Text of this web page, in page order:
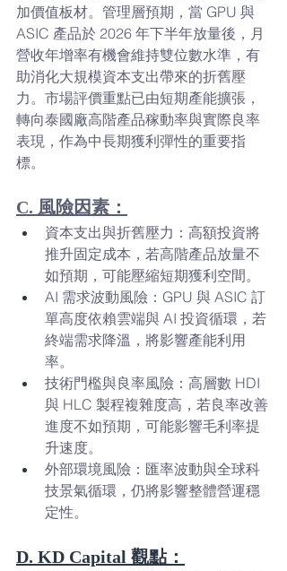
加價值板材。管理層預期，當 GPU 與
ASIC 產品於 2026 年下半年放量後，月
營收年增率有機會維持雙位數水準，有
助消化大規模資本支出帶來的折舊壓
力。市場評價重點已由短期產能擴張，
轉向泰國廠高階產品稼動率與實際良率
表現，作為中長期獲利彈性的重要指
標。
C. 風險因素：
資本支出與折舊壓力：高額投資將
推升固定成本，若高階產品放量不
如預期，可能壓縮短期獲利空間。
AI 需求波動風險：GPU 與 ASIC 訂
單高度依賴雲端與 AI 投資循環，若
終端需求降溫，將影響產能利用
率。
技術門檻與良率風險：高層數 HDI
與 HLC 製程複雜度高，若良率改善
進度不如預期，可能影響毛利率提
升速度。
外部環境風險：匯率波動與全球科
技景氣循環，仍將影響整體營運穩
定性。
D. KD Capital 觀點：